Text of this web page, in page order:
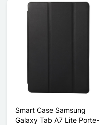
Smart Case Samsung
Galaxy Tab A7 Lite Porte-